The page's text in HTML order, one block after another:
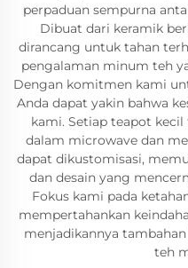
perpaduan sempurna
Dibuat dari keramik
dirancang untuk tahan
pengalaman minum teh
Dengan komitmen kami
Anda dapat yakin bahwa
kami. Setiap teapot
dalam microwave dan
dapat dikustomisasi,
dan desain yang
Fokus kami pada
mempertahankan
menjadikannya
teh